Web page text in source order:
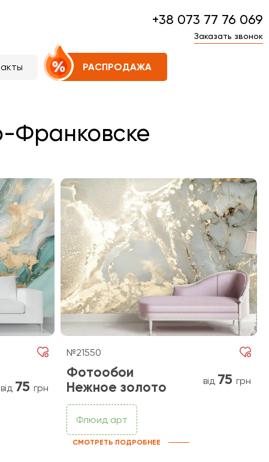
+38 073 77 76 069
Заказать звонок
РАСПРОДАЖА
Франковске
від 75 грн
№21550
Фотообои
Нежное золото
від 75 грн
Флюид арт
СМОТРЕТЬ ПОДРОБНЕЕ